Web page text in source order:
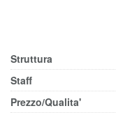
Struttura
Staff
Prezzo/Qualita'